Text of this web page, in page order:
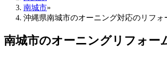
南城市»
沖縄県南城市のオーニング対応のリフォ
南城市のオーニングリフォー